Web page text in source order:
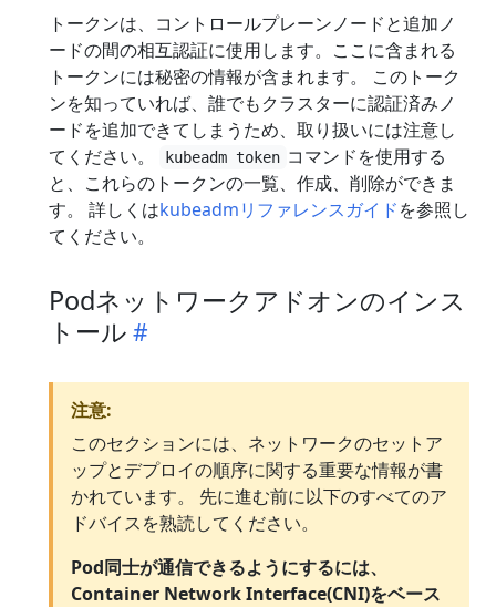
トークンは、コントロールプレーンノードと追加ノ
ードの間の相互認証に使用します。ここに含まれる
トークンには秘密の情報が含まれます。 このトーク
ンを知っていれば、誰でもクラスターに認証済みノ
ードを追加できてしまうため、取り扱いには注意し
てください。
kubeadm token コマンドを使用する
と、これらのトークンの一覧、作成、削除ができま
す。 詳しくはkubeadmリファレンスガイドを参照し
てください。
Podネットワークアドオンのインス
トール
注意:
このセクションには、ネットワークのセットア
ップとデプロイの順序に関する重要な情報が書
かれています。 先に進む前に以下のすべてのア
ドバイスを熟読してください。
Pod同士が通信できるようにするには、
Container Network Interface(CNI)をベース